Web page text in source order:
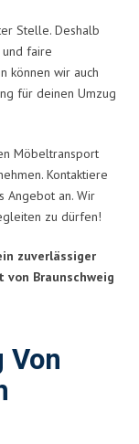
Stelle. Deshalb
faire
können wir auch
für deinen Umzug
Möbeltransport
Kontaktiere
Angebot an. Wir
zu dürfen!
zuverlässiger
Braunschweig
Von